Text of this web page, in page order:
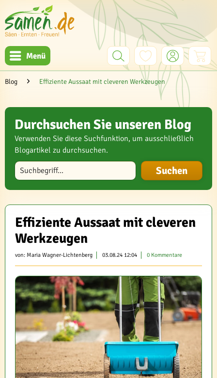
Menü
Blog Effiziente Aussaat mit cleveren Werkzeugen
Durchsuchen Sie unseren Blog
Verwenden Sie diese Suchfunktion, um ausschließlich
Blogartikel zu durchsuchen.
Blog durchsuchen
Effiziente Aussaat mit cleveren
Werkzeugen
von: Maria Wagner-Lichtenberg 03.08.24 12:04 0 Kommentare